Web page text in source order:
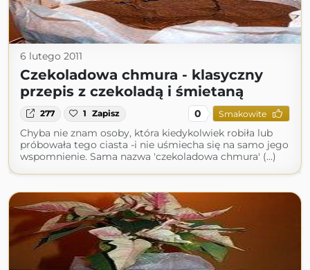
6 lutego 2011
Czekoladowa chmura - klasyczny
przepis z czekoladą i śmietaną
277 1 Zapisz 0 Smakowite
Chyba nie znam osoby, która kiedykolwiek robiła lub
próbowała tego ciasta -i nie uśmiecha się na samo jego
wspomnienie. Sama nazwa 'czekoladowa chmura' (...)